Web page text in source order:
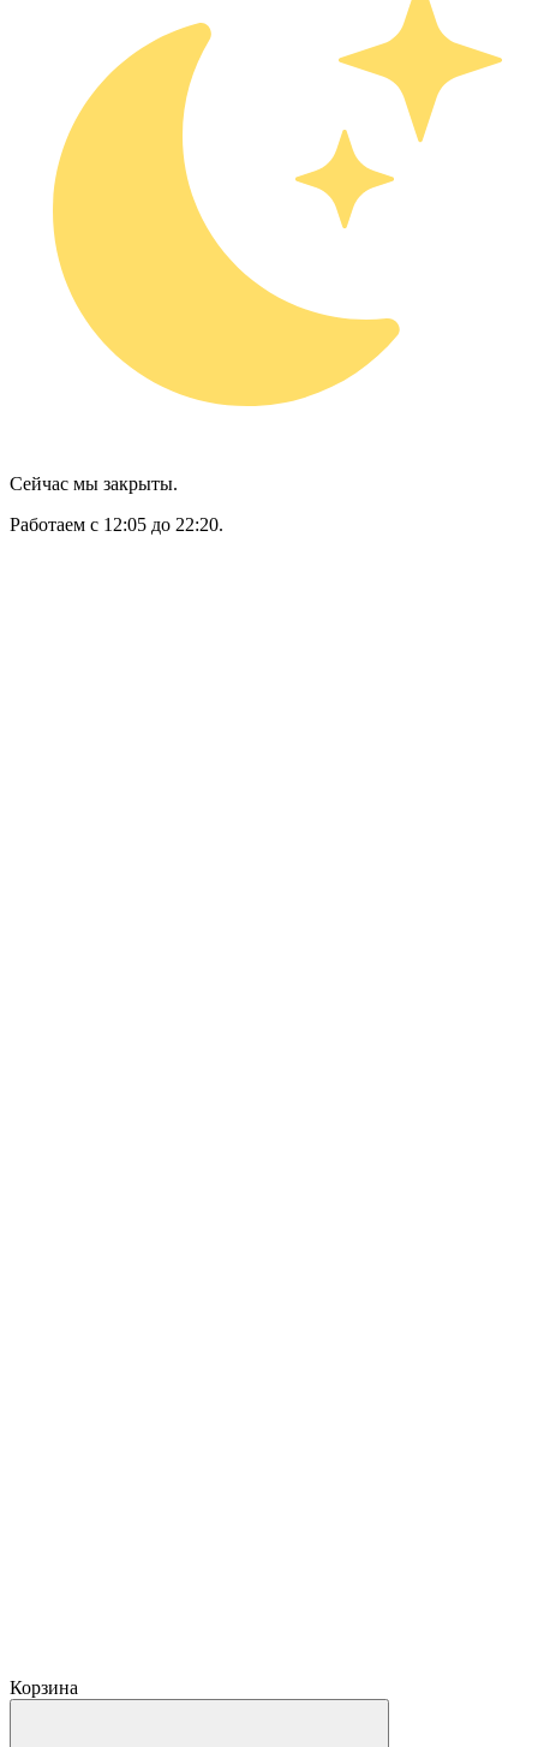
Сейчас мы закрыты.
Работаем с 12:05 до 22:20.
Корзина